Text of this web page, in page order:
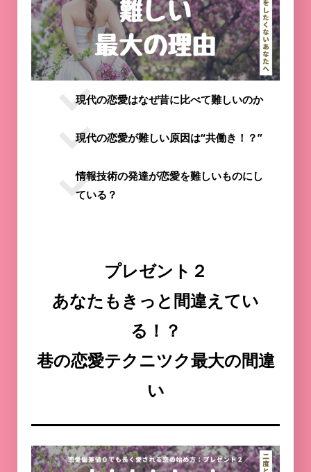
現代の恋愛はなぜ昔に比べて難しいのか
現代の恋愛が難しい原因は“共働き！？”
情報技術の発達が恋愛を難しいものにし
ている？
プレゼント２
あなたもきっと間違えてい
る！？
巷の恋愛テクニツク最大の間違
い